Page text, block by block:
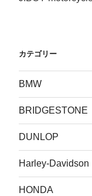
カテゴリー
BMW
BRIDGESTONE
DUNLOP
Harley-Davidson
HONDA